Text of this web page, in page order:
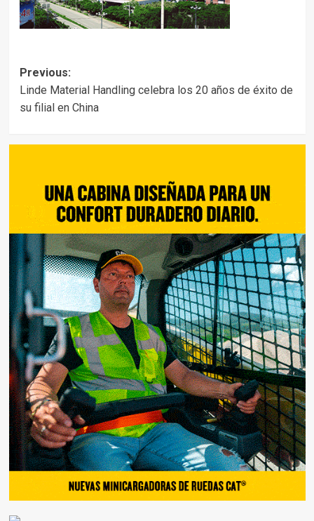
Post
navigation
Previous:
Linde Material Handling celebra los 20 años de éxito de
su filial en China